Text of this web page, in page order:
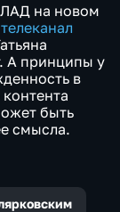
на новом
телеканал
А принципы у
в
быть
смысла.